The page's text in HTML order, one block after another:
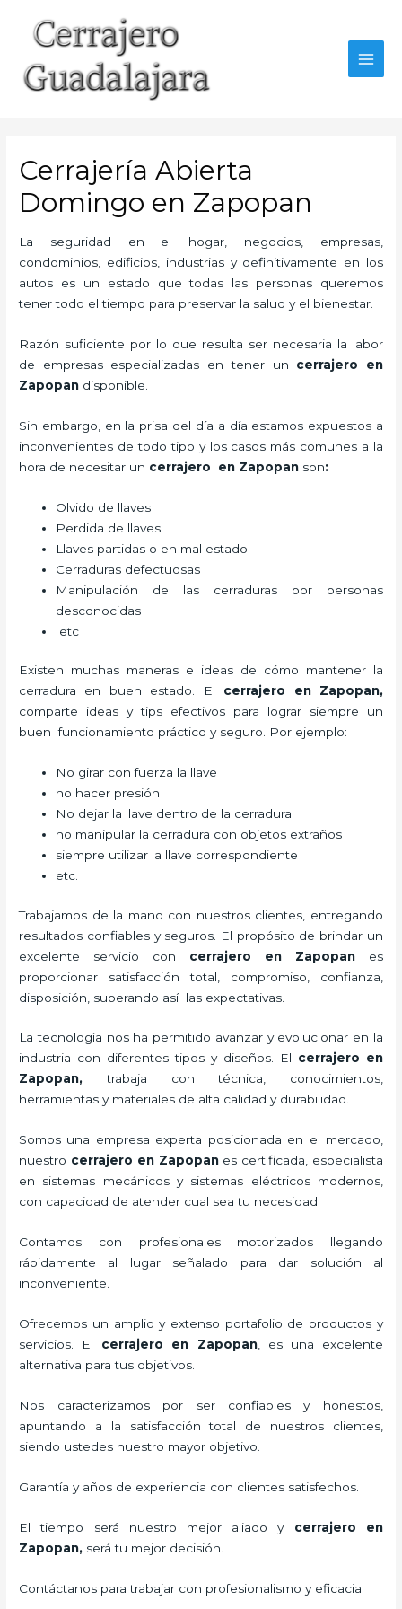
contenido
Cerrajería Abierta
Domingo en Zapopan
La seguridad en el hogar, negocios, empresas,
condominios, edificios, industrias y definitivamente en los
autos es un estado que todas las personas queremos
tener todo el tiempo para preservar la salud y el bienestar.
Razón suficiente por lo que resulta ser necesaria la labor
de empresas especializadas en tener un cerrajero en
Zapopan disponible.
Sin embargo, en la prisa del día a día estamos expuestos a
inconvenientes de todo tipo y los casos más comunes a la
hora de necesitar un cerrajero en Zapopan son:
Olvido de llaves
Perdida de llaves
Llaves partidas o en mal estado
Cerraduras defectuosas
Manipulación de las cerraduras por personas
desconocidas
etc
Existen muchas maneras e ideas de cómo mantener la
cerradura en buen estado. El cerrajero en Zapopan,
comparte ideas y tips efectivos para lograr siempre un
buen funcionamiento práctico y seguro. Por ejemplo:
No girar con fuerza la llave
no hacer presión
No dejar la llave dentro de la cerradura
no manipular la cerradura con objetos extraños
siempre utilizar la llave correspondiente
etc.
Trabajamos de la mano con nuestros clientes, entregando
resultados confiables y seguros. El propósito de brindar un
excelente servicio con cerrajero en Zapopanes
proporcionar satisfacción total, compromiso, confianza,
disposición, superando así las expectativas.
La tecnología nos ha permitido avanzar y evolucionar en la
industria con diferentes tipos y diseños. El cerrajero en
Zapopan,trabaja con técnica, conocimientos,
herramientas y materiales de alta calidad y durabilidad.
Somos una empresa experta posicionada en el mercado,
nuestro cerrajero en Zapopanes certificada, especialista
en sistemas mecánicos y sistemas eléctricos modernos,
con capacidad de atender cual sea tu necesidad.
Contamos con profesionales motorizados llegando
rápidamente al lugar señalado para dar solución al
inconveniente.
Ofrecemos un amplio y extenso portafolio de productos y
servicios. El cerrajero en Zapopan, es una excelente
alternativa para tus objetivos.
Nos caracterizamos por ser confiables y honestos,
apuntando a la satisfacción total de nuestros clientes,
siendo ustedes nuestro mayor objetivo.
Garantía y años de experiencia con clientes satisfechos.
El tiempo será nuestro mejor aliado y cerrajero en
Zapopan, será tu mejor decisión.
Contáctanos para trabajar con profesionalismo y eficacia.